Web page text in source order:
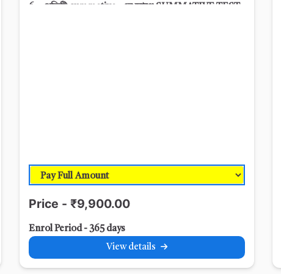
6. প্রতিটি summative -এর আগে SUMMATIVE TEST
Price - ₹9,900.00
Enrol Period - 365 days
View details